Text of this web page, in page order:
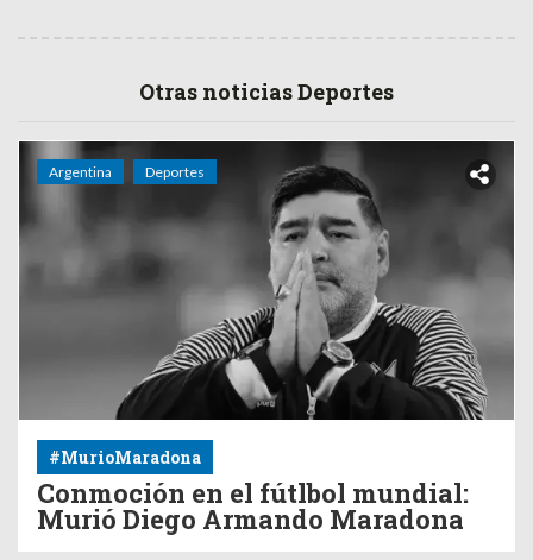
Otras noticias Deportes
Argentina Deportes
#MurioMaradona
Conmoción en el fútlbol mundial:
Murió Diego Armando Maradona